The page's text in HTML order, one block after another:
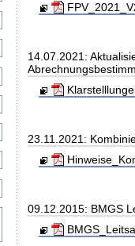
14.07.2021:
23.11.2021:
09.12.2015: BMGS